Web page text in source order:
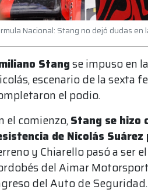
Nacional: Stang no dejó dudas en
Stangse impuso en
escenario de la sexta
el podio.
el comienzo,Stang se hizo
de Nicolás
y Chiarello pasó a ser
del Aimar
del Auto de Seguridad.